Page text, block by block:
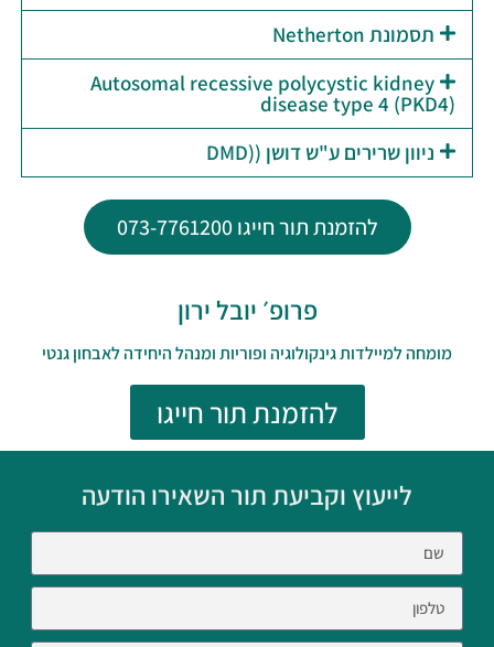
תסמונת Netherton
Autosomal recessive polycystic kidney
disease type 4 (PKD4)
ניוון שרירים ע"ש דושן ((DMD
להזמנת תור חייגו 073-7761200
פרופ׳ יובל ירון
מומחה למיילדות גינקולוגיה ופוריות ומנהל היחידה לאבחון גנטי
להזמנת תור חייגו
לייעוץ וקביעת תור השאירו הודעה